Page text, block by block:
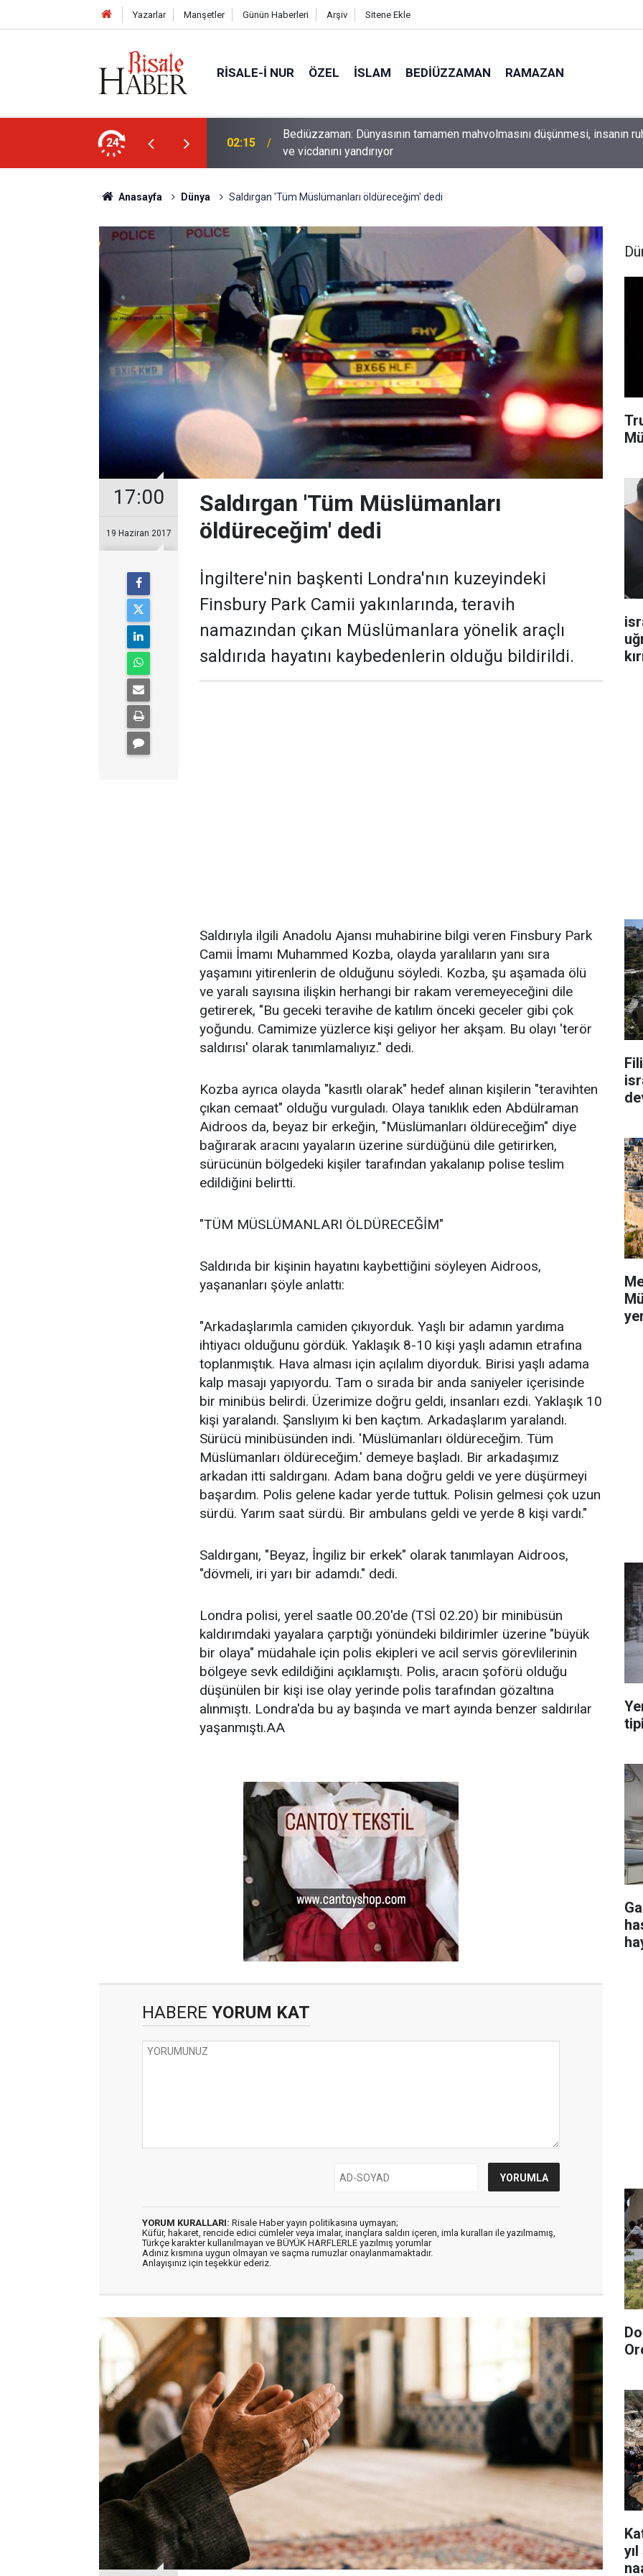
Yazarlar Manşetler Günün Haberleri Arşiv Sitene Ekle
RISALE-I NUR ÖZEL İSLAM BEDIÜZZAMAN RAMAZAN
24
hamd ve tesbih vesilesi yapan
02:15
Bediüzzaman: Dünyasının tamamen mahvolmasını düşünmesi, insanın
ve vicdanını yandırıyor
Anasayfa Dünya Saldırgan 'Tüm Müslümanları öldüreceğim' dedi
17:00
19 Haziran 2017
Saldırgan 'Tüm Müslümanları
öldüreceğim' dedi
İngiltere'nin başkenti Londra'nın kuzeyindeki
Finsbury Park Camii yakınlarında, teravih
namazından çıkan Müslümanlara yönelik araçlı
saldırıda hayatını kaybedenlerin olduğu bildirildi.
Saldırıyla ilgili Anadolu Ajansı muhabirine bilgi veren Finsbury Park
Camii İmamı Muhammed Kozba, olayda yaralıların yanı sıra
yaşamını yitirenlerin de olduğunu söyledi. Kozba, şu aşamada ölü
ve yaralı sayısına ilişkin herhangi bir rakam veremeyeceğini dile
getirerek, "Bu geceki teravihe de katılım önceki geceler gibi çok
yoğundu. Camimize yüzlerce kişi geliyor her akşam. Bu olayı 'terör
saldırısı' olarak tanımlamalıyız." dedi.
Kozba ayrıca olayda "kasıtlı olarak" hedef alınan kişilerin "teravihten
çıkan cemaat" olduğu vurguladı. Olaya tanıklık eden Abdülraman
Aidroos da, beyaz bir erkeğin, "Müslümanları öldüreceğim" diye
bağırarak aracını yayaların üzerine sürdüğünü dile getirirken,
sürücünün bölgedeki kişiler tarafından yakalanıp polise teslim
edildiğini belirtti.
"TÜM MÜSLÜMANLARI ÖLDÜRECEĞİM"
Saldırıda bir kişinin hayatını kaybettiğini söyleyen Aidroos,
yaşananları şöyle anlattı:
"Arkadaşlarımla camiden çıkıyorduk. Yaşlı bir adamın yardıma
ihtiyacı olduğunu gördük. Yaklaşık 8-10 kişi yaşlı adamın etrafına
toplanmıştık. Hava alması için açılalım diyorduk. Birisi yaşlı adama
kalp masajı yapıyordu. Tam o sırada bir anda saniyeler içerisinde
bir minibüs belirdi. Üzerimize doğru geldi, insanları ezdi. Yaklaşık 10
kişi yaralandı. Şanslıyım ki ben kaçtım. Arkadaşlarım yaralandı.
Sürücü minibüsünden indi. 'Müslümanları öldüreceğim. Tüm
Müslümanları öldüreceğim.' demeye başladı. Bir arkadaşımız
arkadan itti saldırganı. Adam bana doğru geldi ve yere düşürmeyi
başardım. Polis gelene kadar yerde tuttuk. Polisin gelmesi çok uzun
sürdü. Yarım saat sürdü. Bir ambulans geldi ve yerde 8 kişi vardı."
Saldırganı, "Beyaz, İngiliz bir erkek" olarak tanımlayan Aidroos,
"dövmeli, iri yarı bir adamdı." dedi.
Londra polisi, yerel saatle 00.20'de (TSİ 02.20) bir minibüsün
kaldırımdaki yayalara çarptığı yönündeki bildirimler üzerine "büyük
bir olaya" müdahale için polis ekipleri ve acil servis görevlilerinin
bölgeye sevk edildiğini açıklamıştı. Polis, aracın şoförü olduğu
düşünülen bir kişi ise olay yerinde polis tarafından gözaltına
alınmıştı. Londra'da bu ay başında ve mart ayında benzer saldırılar
yaşanmıştı.AA
HABERE YORUM KAT
YORUM KURALLARI: Risale Haber yayın politikasına uymayan;
Küfür, hakaret, rencide edici cümleler veya imalar, inançlara saldırı içeren, imla kuralları ile yazılmamış,
Türkçe karakter kullanılmayan ve BÜYÜK HARFLERLE yazılmış yorumlar
Adınız kısmına uygun olmayan ve saçma rumuzlar onaylanmamaktadır.
Anlayışınız için teşekkür ederiz.